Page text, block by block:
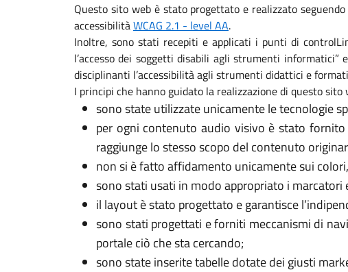
Questo sito web è stato progettato e realizzato
accessibilitàWCAG 2.1 - level AA.
Inoltre, sono stati recepiti e applicati i punti di
l’accesso dei soggetti disabili agli strumenti
disciplinanti l’accessibilità agli strumenti didattici e
I principi che hanno guidato la realizzazione di questo
sono state utilizzate unicamente le tecnologie
per ogni contenuto audio visivo è stato
raggiunge lo stesso scopo del contenuto
non si è fatto affidamento unicamente sui
sono stati usati in modo appropriato i marcatori
il layout è stato progettato e garantisce
sono stati progettati e forniti meccanismi di
portale ciò che sta cercando;
sono state inserite tabelle dotate dei giusti